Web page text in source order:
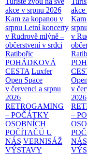
akce v srpnu 2026
Kam za kopanou v
srpnu Letní koncerty
v Rudrově mlýně –
občerstvení v srdci
Ratibořic
POHÁDKOVÁ
CESTA Luxfer
Open Space
v červenci a srpnu
2026
RETROGAMING
– POČÁTKY
OSOBNÍCH
POČÍTAČŮ U
NÁS VERNISÁŽ
VÝSTAVY
Kam
srpnu
v
v
2026
–
NÁS